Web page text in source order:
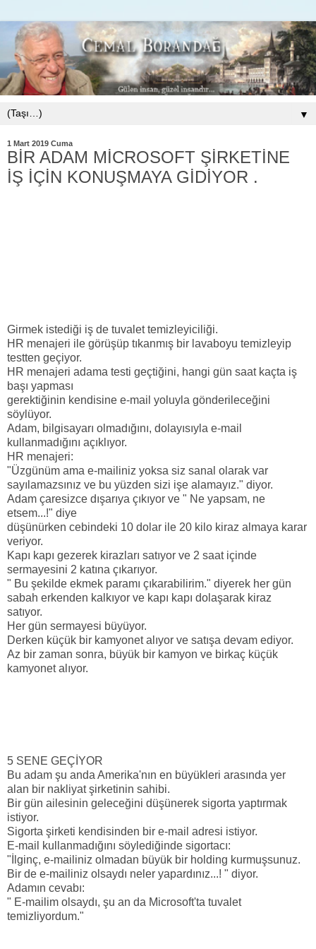
▼
1 Mart 2019 Cuma
BİR ADAM MİCROSOFT ŞİRKETİNE
İŞ İÇİN KONUŞMAYA GİDİYOR .
Girmek istediği iş de tuvalet temizleyiciliği.
HR menajeri ile görüşüp tıkanmış bir lavaboyu temizleyip
testten geçiyor.
HR menajeri adama testi geçtiğini, hangi gün saat kaçta iş
başı yapması
gerektiğinin kendisine e-mail yoluyla gönderileceğini
söylüyor.
Adam, bilgisayarı olmadığını, dolayısıyla e-mail
kullanmadığını açıklıyor.
HR menajeri:
"Üzgünüm ama e-mailiniz yoksa siz sanal olarak var
sayılamazsınız ve bu yüzden sizi işe alamayız." diyor.
Adam çaresizce dışarıya çıkıyor ve " Ne yapsam, ne
etsem...!" diye
düşünürken cebindeki 10 dolar ile 20 kilo kiraz almaya karar
veriyor.
Kapı kapı gezerek kirazları satıyor ve 2 saat içinde
sermayesini 2 katına çıkarıyor.
" Bu şekilde ekmek paramı çıkarabilirim." diyerek her gün
sabah erkenden kalkıyor ve kapı kapı dolaşarak kiraz
satıyor.
Her gün sermayesi büyüyor.
Derken küçük bir kamyonet alıyor ve satışa devam ediyor.
Az bir zaman sonra, büyük bir kamyon ve birkaç küçük
kamyonet alıyor.
5 SENE GEÇİYOR
Bu adam şu anda Amerika'nın en büyükleri arasında yer
alan bir nakliyat şirketinin sahibi.
Bir gün ailesinin geleceğini düşünerek sigorta yaptırmak
istiyor.
Sigorta şirketi kendisinden bir e-mail adresi istiyor.
E-mail kullanmadığını söylediğinde sigortacı:
"İlginç, e-mailiniz olmadan büyük bir holding kurmuşsunuz.
Bir de e-mailiniz olsaydı neler yapardınız...! " diyor.
Adamın cevabı:
" E-mailim olsaydı, şu an da Microsoft'ta tuvalet
temizliyordum."